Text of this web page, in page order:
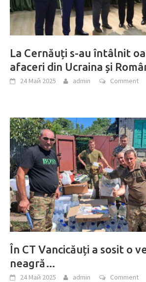
La Cernăuți s-au întâlnit
afaceri din Ucraina și
24 Май 2025 admin Comment
În CT Vancicăuți a sosit o
neagră…
24 Май 2025 admin Comment